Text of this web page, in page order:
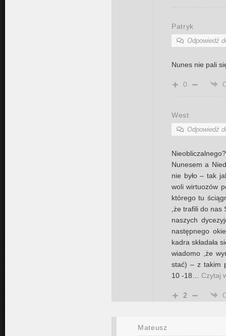
Patryk
Odpowiedź
Nunes nie pali
0
West
Odpowiedź
Nunesem a
nie było – tak
woli wirtuozów
którego tu
,że trafili do nas
naszych
następnego
kadra składała
wiadomo ,że
stać) – z takim
10 -18
Czytaj
2
Mateusz